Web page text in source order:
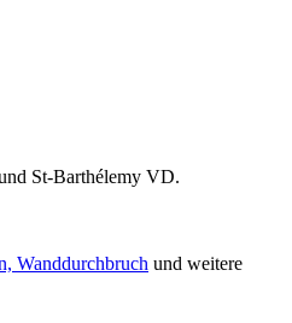
St-Barthélemy VD.
Wanddurchbruch und weitere